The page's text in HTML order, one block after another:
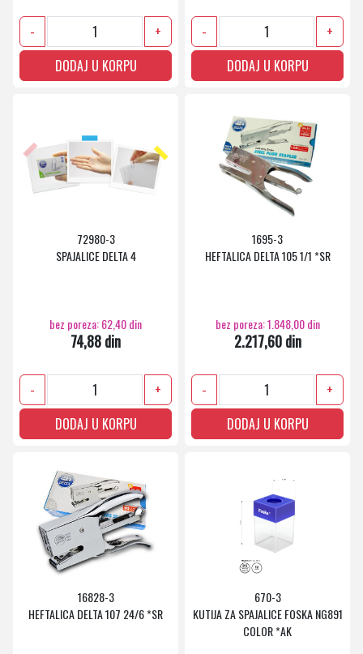
-
+
DODAJ U KORPU
-
+
DODAJ U KORPU
72980-3
SPAJALICE DELTA 4
bez poreza: 62,40 din
74,88 din
-
+
DODAJ U KORPU
1695-3
HEFTALICA DELTA 105 1/1 *SR
bez poreza: 1.848,00 din
2.217,60 din
-
+
DODAJ U KORPU
16828-3
HEFTALICA DELTA 107 24/6 *SR
670-3
KUTIJA ZA SPAJALICE FOSKA NG891
COLOR *AK